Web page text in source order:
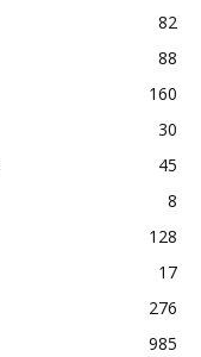
82
88
160
30
45
8
128
17
276
985